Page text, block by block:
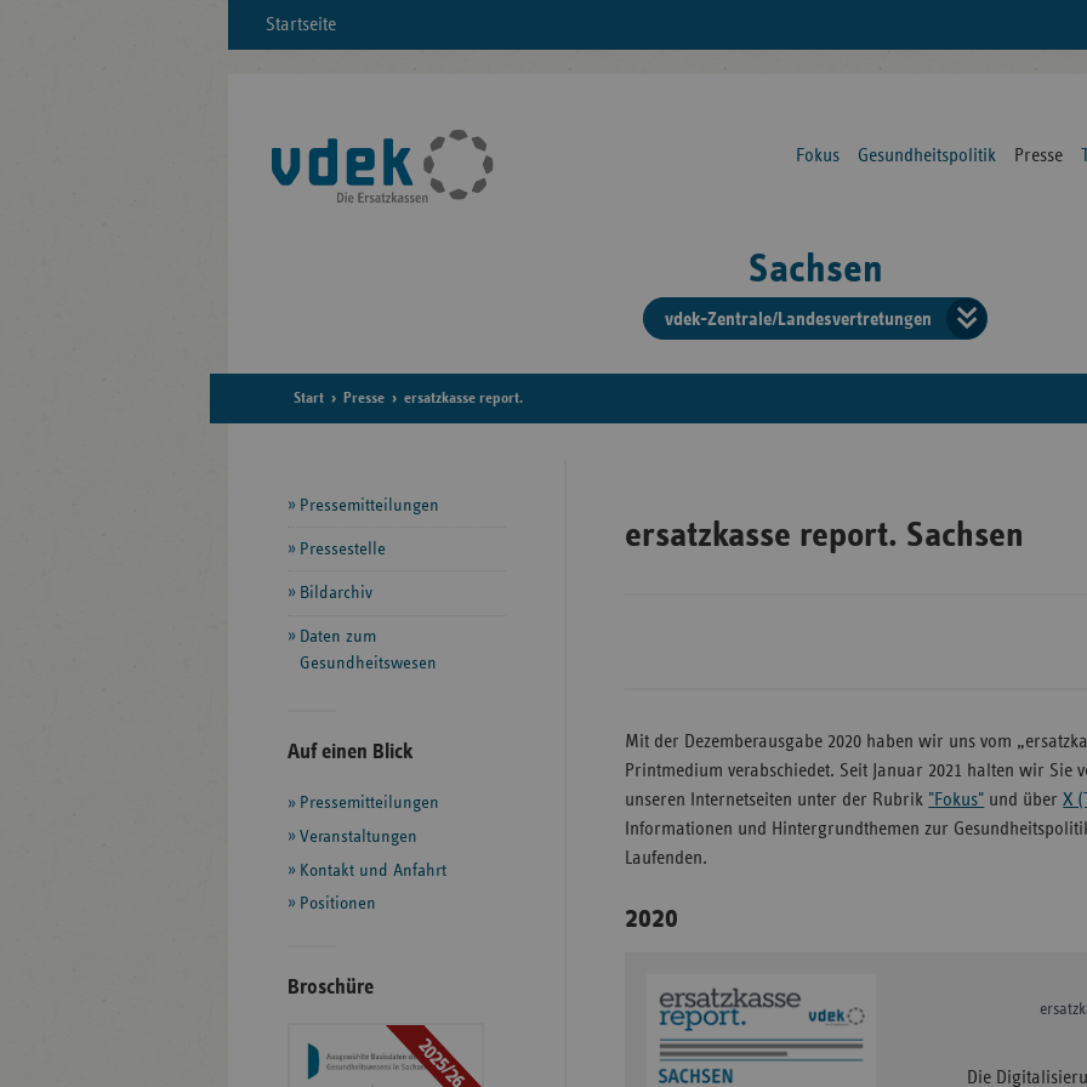
Startseite
Fokus Gesundheitspolitik Presse
Sachsen
vdek-Zentrale/Landesvertretungen
der
Start Presse ersatzkasse report.
ersatzkasse report. Sachsen
Mit der Dezemberausgabe 2020 haben wir uns vom
Printmedium verabschiedet. Seit Januar 2021 halten wir Sie
unseren Internetseiten unter der Rubrik "Fokus" und überX
Informationen und Hintergrundthemen zur
Laufenden.
2020
Die
Seitennavigation
Pressemitteilungen
Pressestelle
Bildarchiv
Daten zum
Gesundheitswesen
Seitenleiste
weiteren
Informationen
Auf einen Blick
Pressemitteilungen
Veranstaltungen
Kontakt und Anfahrt
Positionen
Broschüre
2025/26